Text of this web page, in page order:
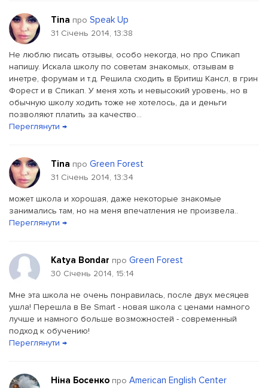
Tina про Speak Up
31 Січень 2014, 13:38
Не люблю писать отзывы, особо некогда, но про Спикап
напишу. Искала школу по советам знакомых, отзывам в
инетре, форумам и т.д. Решила сходить в Бритиш Кансл, в грин
Форест и в Спикап. У меня хоть и невысокий уровень, но в
обычную школу ходить тоже не хотелось, да и деньги
позволяют платить за качество...
Переглянути →
Tina про Green Forest
31 Січень 2014, 13:34
может школа и хорошая, даже некоторые знакомые
занимались там, но на меня впечатления не произвела..
Переглянути →
Katya Bondar про Green Forest
30 Січень 2014, 15:14
Мне эта школа не очень понравилась, после двух месяцев
ушла! Перешла в Be Smart - новая школа с ценами намного
лучше и намного больше возможностей - современный
подход к обучению!
Переглянути →
Ніна Босенко про American English Center